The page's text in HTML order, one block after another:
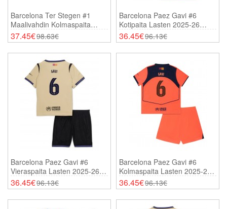
Barcelona Ter Stegen #1
Maalivahdin Kolmaspaita
Lasten 2025-26 Pitkähihainen
(+ Shortsit)
37.45€98.63€
Barcelona Paez Gavi #6
Kotipaita Lasten 2025-26
Lyhythihainen (+ Shortsit)
36.45€96.13€
Barcelona Paez Gavi #6
Vieraspaita Lasten 2025-26
Lyhythihainen (+ Shortsit)
36.45€96.13€
Barcelona Paez Gavi #6
Kolmaspaita Lasten 2025-26
Lyhythihainen (+ Shortsit)
36.45€96.13€